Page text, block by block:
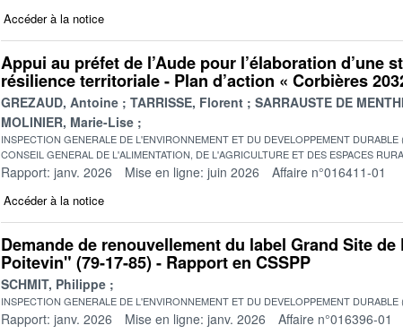
Accéder à la notice
Appui au préfet de l’Aude pour l’élaboration d’une
résilience territoriale - Plan d’action « Corbières
GREZAUD, Antoine TARRISSE, Florent
SARRAUSTE DE
MOLINIER, Marie-Lise
INSPECTION GENERALE DE L'ENVIRONNEMENT ET DU DEVELOPPEMENT DURABLE
CONSEIL GENERAL DE L'ALIMENTATION, DE L'AGRICULTURE ET DES ESPACES
Rapport: janv. 2026 Mise en ligne: juin 2026 Affaire n°016411-01
Accéder à la notice
Demande de renouvellement du label Grand Site
Poitevin" (79-17-85) - Rapport en CSSPP
SCHMIT, Philippe
INSPECTION GENERALE DE L'ENVIRONNEMENT ET DU DEVELOPPEMENT DURABLE
Rapport: janv. 2026 Mise en ligne: janv. 2026 Affaire n°016396-01